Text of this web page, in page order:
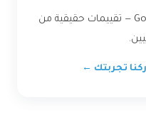
متوسط تقييم عملائنا على Google — تقييمات حقيقية من
تجربتك ←